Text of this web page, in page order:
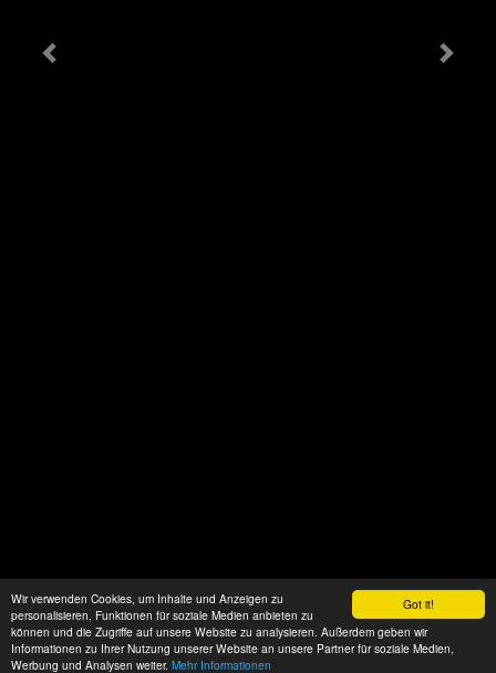
Got it!
Wir verwenden Cookies, um Inhalte und Anzeigen zu
personalisieren, Funktionen für soziale Medien anbieten zu
können und die Zugriffe auf unsere Website zu analysieren. Außerdem geben wir
Informationen zu Ihrer Nutzung unserer Website an unsere Partner für soziale Medien,
Werbung und Analysen weiter. Mehr Informationen